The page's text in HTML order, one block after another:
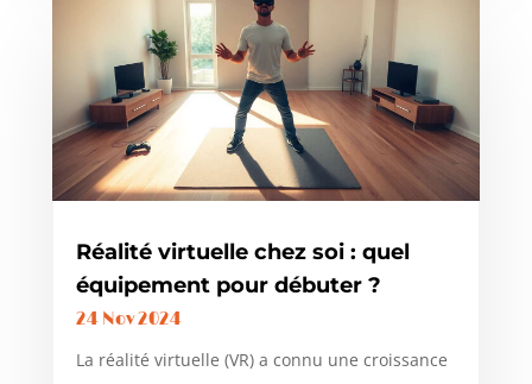
Réalité virtuelle chez soi : quel
équipement pour débuter ?
24 Nov 2024
La réalité virtuelle (VR) a connu une croissance